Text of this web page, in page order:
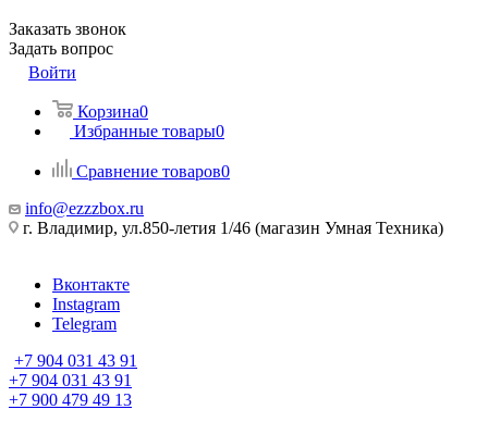
Заказать звонок
Задать вопрос
Войти
Корзина0
Избранные товары0
Сравнение товаров0
info@ezzzbox.ru
г. Владимир, ул.850-летия 1/46 (магазин Умная Техника)
Вконтакте
Instagram
Telegram
+7 904 031 43 91
+7 904 031 43 91
+7 900 479 49 13